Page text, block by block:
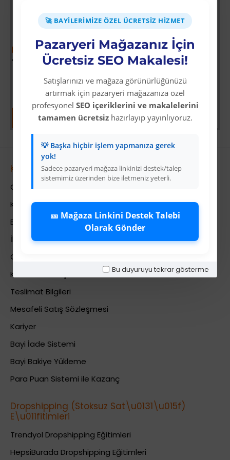
🚀 BAYILERIMIZE ÖZEL ÜCRETSIZ HIZMET
Pazaryeri Mağazanız İçin
Ücretsiz SEO Makalesi!
Satışlarınızı ve mağaza görünürlüğünüzü
artırmak için pazaryeri mağazanıza özel
profesyonel SEO içeriklerini ve makalelerini
tamamen ücretsizhazırlayıp yayınlıyoruz.
💡 Başka hiçbir işlem yapmanıza gerek
yok!
Sadece pazaryeri mağaza linkinizi destek/talep
sistemimiz üzerinden bize iletmeniz yeterli.
🎫 Mağaza Linkini Destek Talebi
Olarak Gönder
Bu duyuruyu tekrar gösterme
Yoğun Saçlı Lastikli Topuz Toka / Siyah
Üyelere Özel Fiyat
Üye Olunuz
-64 %
Üyelere Özel Fiyat
Üye Olunuz
Kurumsal
Colezium Hakkında
Kurumsal Bilgiler
Banka Hesab Bilgileri
İletişim
Gizlilik Politikası
Kullanıcı Sözleşmesi
Teslimat Bilgileri
Mesafeli Satış Sözleşmesi
Kariyer
Bayi İade Sistemi
Bayi Bakiye Yükleme
Para Puan Sistemi ile Kazanç
Dropshipping (Stoksuz Sat\u0131\u015f)
E\u011fitimleri
Trendyol Dropshipping Eğitimleri
HepsiBurada Dropshipping Eğitimleri